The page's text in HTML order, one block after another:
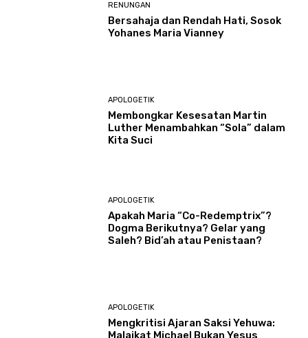
RENUNGAN
Bersahaja dan Rendah Hati, Sosok
Yohanes Maria Vianney
APOLOGETIK
Membongkar Kesesatan Martin
Luther Menambahkan “Sola” dalam
Kita Suci
APOLOGETIK
Apakah Maria “Co-Redemptrix”?
Dogma Berikutnya? Gelar yang
Saleh? Bid’ah atau Penistaan?
APOLOGETIK
Mengkritisi Ajaran Saksi Yehuwa:
Malaikat Michael Bukan Yesus